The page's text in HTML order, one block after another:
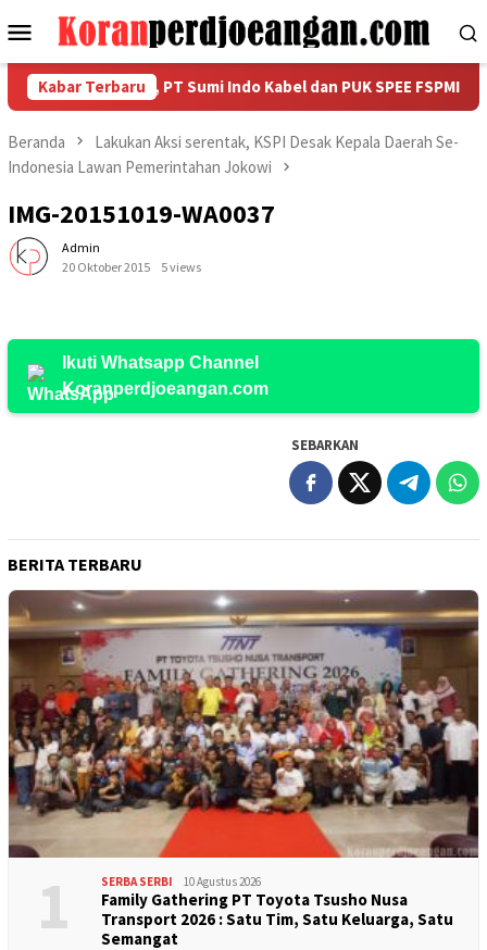
ke
Menu
Mobile
Kabar Terbaru
HUT RI ke-81, PT Sumi Indo Kabel dan PUK SPEE FSPMI Gelar
Beranda
Lakukan Aksi serentak, KSPI Desak Kepala Daerah Se-
Indonesia Lawan Pemerintahan Jokowi
IMG-20151019-WA0037
Admin
20 Oktober 2015
5 views
Ikuti Whatsapp Channel
Koranperdjoeangan.com
SEBARKAN
BERITA TERBARU
1 SERBA SERBI 10 Agustus 2026
Family Gathering PT Toyota Tsusho Nusa
Transport 2026 : Satu Tim, Satu Keluarga, Satu
Semangat